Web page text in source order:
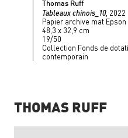
Thomas Ruff
Tableaux chinois_10, 2022
Papier archive mat Epson
48,3 x 32,9 cm
19/50
Collection Fonds de
contemporain
THOMAS RUFF